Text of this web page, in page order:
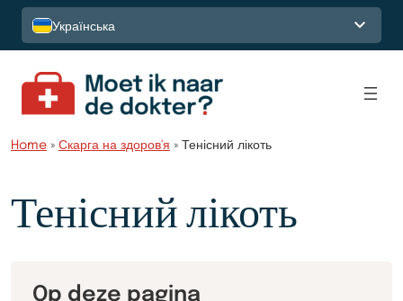
Перейти до вмісту
Українська
Home » Скарга на здоров'я » Тенісний лікоть
Тенісний лікоть
Op deze pagina